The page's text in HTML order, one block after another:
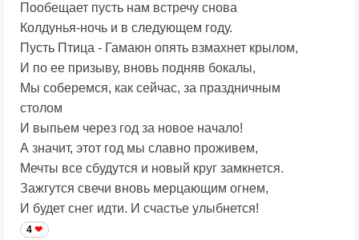
Пообещает пусть нам встречу снова
Колдунья-ночь и в следующем году.
Пусть Птица - Гамаюн опять взмахнет крылом,
И по ее призыву, вновь подняв бокалы,
Мы соберемся, как сейчас, за праздничным
столом
И выпьем через год за новое начало!
А значит, этот год мы славно проживем,
Мечты все сбудутся и новый круг замкнется.
Зажгутся свечи вновь мерцающим огнем,
И будет снег идти. И счастье улыбнется!
4